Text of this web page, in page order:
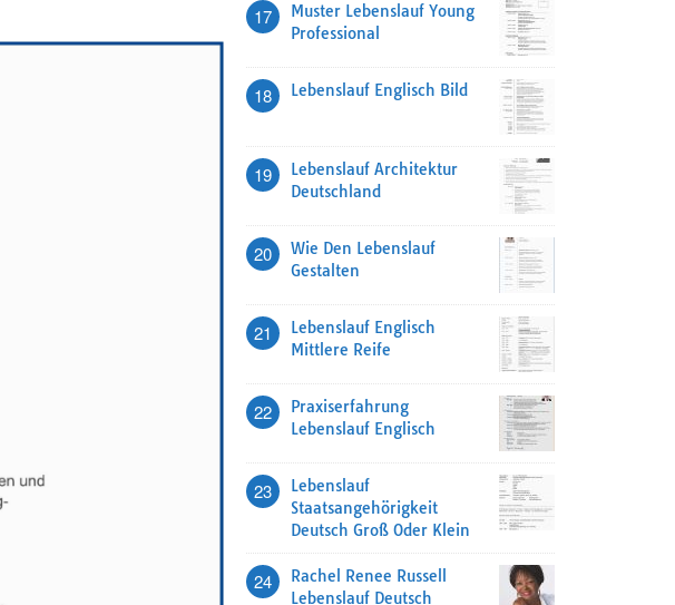
17
Muster Lebenslauf Young
Professional
18 Lebenslauf Englisch Bild
19
Lebenslauf Architektur
Deutschland
20
Wie Den Lebenslauf
Gestalten
21
Lebenslauf Englisch
Mittlere Reife
22
Praxiserfahrung
Lebenslauf Englisch
23
Lebenslauf
Staatsangehörigkeit
Deutsch Groß Oder Klein
24
Rachel Renee Russell
Lebenslauf Deutsch